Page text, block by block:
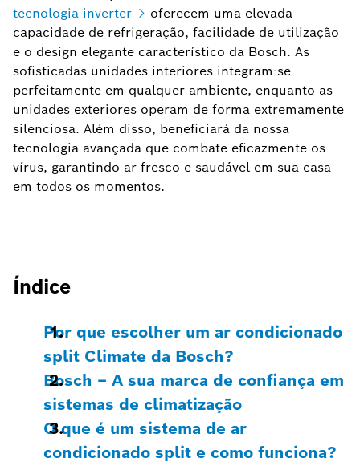
tecnologia inverter
oferecem uma elevada
capacidade de refrigeração, facilidade de utilização
e o design elegante característico da Bosch. As
sofisticadas unidades interiores integram-se
perfeitamente em qualquer ambiente, enquanto as
unidades exteriores operam de forma extremamente
silenciosa. Além disso, beneficiará da nossa
tecnologia avançada que combate eficazmente os
vírus, garantindo ar fresco e saudável em sua casa
em todos os momentos.
Índice
Por que escolher um ar condicionado
split Climate da Bosch?
Bosch – A sua marca de confiança em
sistemas de climatização
O que é um sistema de ar
condicionado split e como funciona?